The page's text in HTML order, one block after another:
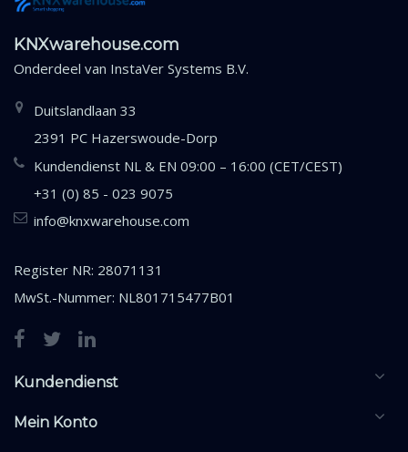
KNXwarehouse.com
Onderdeel van InstaVer Systems B.V.
Duitslandlaan 33
2391 PC Hazerswoude-Dorp
Kundendienst NL & EN 09:00 – 16:00 (CET/CEST)
+31 (0) 85 - 023 9075
info@knxwarehouse.com
Register NR: 28071131
MwSt.-Nummer: NL801715477B01
Kundendienst
Mein Konto